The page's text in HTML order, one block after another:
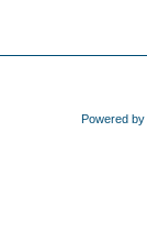
Powered by